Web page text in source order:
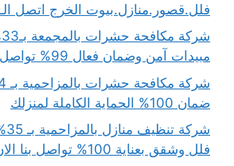
فلل.قصور.منازل.بيوت الخرج اتصل
مبيدات آمن وضمان فعال 99% تواصل الان
ضمان 100% الحماية الكاملة لمنزلك
فلل وشقق بعناية 100% تواصل بنا الان